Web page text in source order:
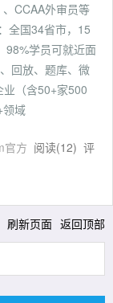
CCAA外审员等
全国34省市，15
98%学员可就近面
回放、题库、微
（含50+家500
领域
官方 阅读(12) 评
刷新页面 返回顶部